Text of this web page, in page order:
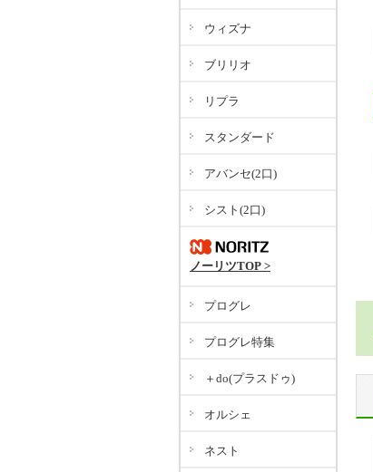
ウィズナ
ブリリオ
リプラ
スタンダード
アバンセ(2口)
シスト(2口)
ノーリツTOP >
プログレ
プログレ特集
＋do(プラスドゥ)
オルシェ
ネスト